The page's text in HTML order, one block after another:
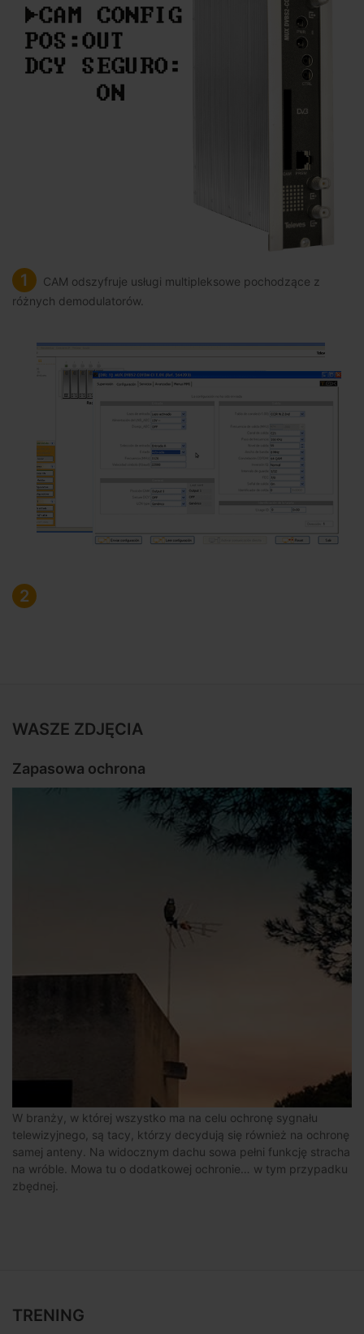
1
CAM odszyfruje usługi multipleksowe pochodzące z
różnych demodulatorów.
2
WASZE ZDJĘCIA
Zapasowa ochrona
W branży, w której wszystko ma na celu ochronę sygnału
telewizyjnego, są tacy, którzy decydują się również na ochronę
samej anteny. Na widocznym dachu sowa pełni funkcję stracha
na wróble. Mowa tu o dodatkowej ochronie… w tym przypadku
zbędnej.
TRENING